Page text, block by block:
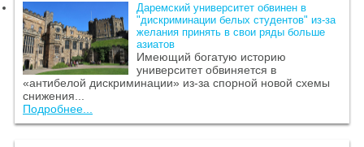
Даремский университет обвинен в
"дискриминации белых студентов" из-за
желания принять в свои ряды больше
азиатов
Имеющий богатую историю
университет обвиняется в
«антибелой дискриминации» из-за спорной новой схемы
снижения...
Подробнее...